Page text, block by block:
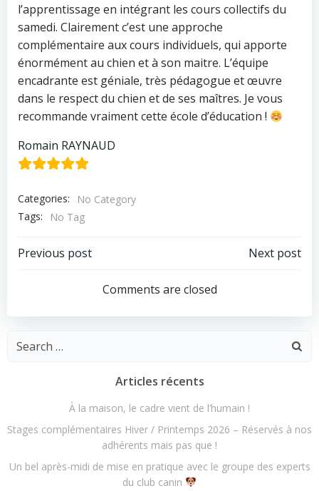
l’apprentissage en intégrant les cours collectifs du
samedi. Clairement c’est une approche
complémentaire aux cours individuels, qui apporte
énormément au chien et à son maitre. L’équipe
encadrante est géniale, très pédagogue et œuvre
dans le respect du chien et de ses maîtres. Je vous
recommande vraiment cette école d’éducation !
Romain RAYNAUD
Categories:
No Category
Tags:
No Tag
Navigation
l’article
Previous post
Navigation
de
l’article
Next post
Comments are closed
Search
Articles récents
À la maison, le cadre vient de l’humain !
Stages complémentaires Hiver / Printemps 2026 – Réservés à nos
adhérents mais pas que !
Un bel après-midi de mise en pratique avec le groupe des experts
du club canin